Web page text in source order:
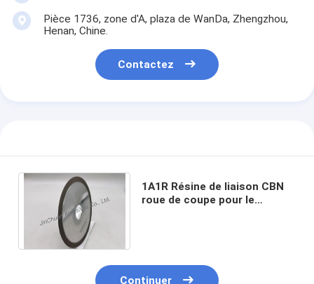
Pièce 1736, zone d'A, plaza de WanDa, Zhengzhou,
Henan, Chine.
Contactez
1A1R Résine de liaison CBN
roue de coupe pour le
Continuer